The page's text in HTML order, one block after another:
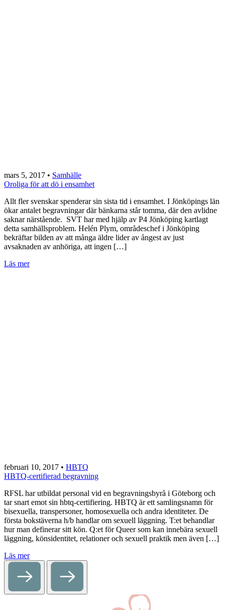
mars 5, 2017 • Samhälle
Oroliga för att dö i ensamhet
Allt fler svenskar spenderar sin sista tid i ensamhet. I Jönköpings län
ökar antalet begravningar där bänkarna står tomma, där den avlidne
saknar närstående. SVT har med hjälp av P4 Jönköping kartlagt
detta samhällsproblem. Helén Plym, områdeschef i Jönköping
bekräftar bilden av att många äldre lider av ångest av just
avsaknaden av anhöriga, att ingen […]
Läs mer
februari 10, 2017 • HBTQ
HBTQ-certifierad begravning
RFSL har utbildat personal vid en begravningsbyrå i Göteborg och
tar snart emot sin hbtq-certifiering. HBTQ är ett samlingsnamn för
bisexuella, transpersoner, homosexuella och andra identiteter. De
första bokstäverna h/b handlar om sexuell läggning. T:et behandlar
hur man definerar sitt kön. Q:et för Queer som kan innebära sexuell
läggning, könsidentitet, relationer och sexuell praktik men även […]
Läs mer